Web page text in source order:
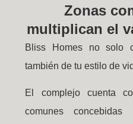
Zonas
multiplican el
Bliss Homes no solo
también de tu estilo de
El complejo cuenta
comunes concebidas